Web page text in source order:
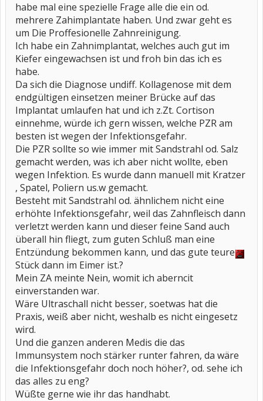
habe mal eine spezielle Frage alle die ein od.
mehrere Zahimplantate haben. Und zwar geht es
um Die Proffesionelle Zahnreinigung.
Ich habe ein Zahnimplantat, welches auch gut im
Kiefer eingewachsen ist und froh bin das ich es
habe.
Da sich die Diagnose undiff. Kollagenose mit dem
endgültigen einsetzen meiner Brücke auf das
Implantat umlaufen hat und ich z.Zt. Cortison
einnehme, würde ich gern wissen, welche PZR am
besten ist wegen der Infektionsgefahr.
Die PZR sollte so wie immer mit Sandstrahl od. Salz
gemacht werden, was ich aber nicht wollte, eben
wegen Infektion. Es wurde dann manuell mit Kratzer
, Spatel, Poliern us.w gemacht.
Besteht mit Sandstrahl od. ähnlichem nicht eine
erhöhte Infektionsgefahr, weil das Zahnfleisch dann
verletzt werden kann und dieser feine Sand auch
überall hin fliegt, zum guten Schluß man eine
Entzündung bekommen kann, und das gute teure
Stück dann im Eimer ist.?
Mein ZA meinte Nein, womit ich aberncit
einverstanden war.
Wäre Ultraschall nicht besser, soetwas hat die
Praxis, weiß aber nicht, weshalb es nicht eingesetz
wird.
Und die ganzen anderen Medis die das
Immunsystem noch stärker runter fahren, da wäre
die Infektionsgefahr doch noch höher?, od. sehe ich
das alles zu eng?
Wüßte gerne wie ihr das handhabt.